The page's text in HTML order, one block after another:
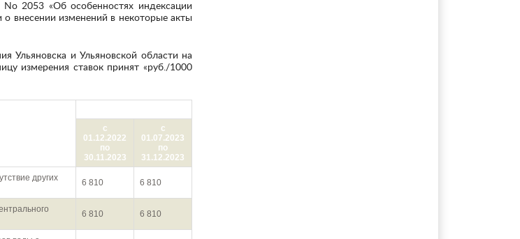
2053 «Об особенностях индексации
о внесении изменений в некоторые акты
измерения ставок принят «руб./1000
с
01.12.2022
по
30.11.2023
с
01.07.2023
по
31.12.2023
других
6 810 6 810
6 810 6 810